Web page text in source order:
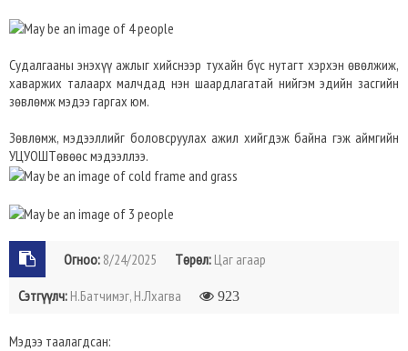
Судалгааны энэхүү ажлыг хийснээр тухайн бүс нутагт хэрхэн өвөлжиж,
хаваржих талаарх малчдад нэн шаардлагатай нийгэм эдийн засгийн
зөвлөмж мэдээ гаргах юм.
Зөвлөмж, мэдээллийг боловсруулах ажил хийгдэж байна гэж аймгийн
УЦУОШТөвөөс мэдээллээ.
Огноо: 8/24/2025 Төрөл: Цаг агаар
Сэтгүүлч: Н.Батчимэг, Н.Лхагва 923
Мэдээ таалагдсан: